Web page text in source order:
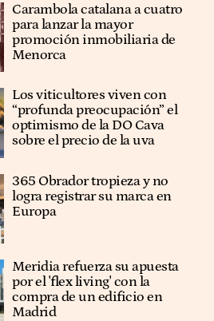
Carambola catalana a cuatro
para lanzar la mayor
promoción inmobiliaria de
Menorca
Los viticultores viven con
“profunda preocupación” el
optimismo de la DO Cava
sobre el precio de la uva
365 Obrador tropieza y no
logra registrar su marca en
Europa
Meridia refuerza su apuesta
por el 'flex living' con la
compra de un edificio en
Madrid